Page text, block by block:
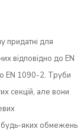
придатні для
відповідно до EN
EN 1090-2. Труби
секцій, але вони
будь-яких обмежень